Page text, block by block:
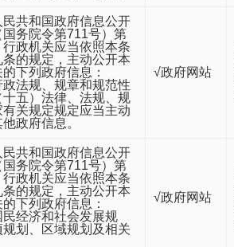
民共和国政府信息公开
国务院令第711号）第
行政机关应当依照本条
的规定，主动公开本
下列政府信息：
政法规、规章和规范性
十五）法律、法规、规
关规定规定应当主动
政府信息。
√政府网站
民共和国政府信息公开
国务院令第711号）第
行政机关应当依照本条
的规定，主动公开本
下列政府信息：
民经济和社会发展规
划、区域规划及相关
√政府网站